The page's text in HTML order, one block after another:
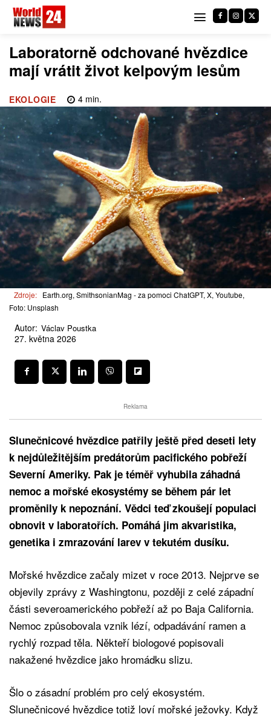
Laboratorně odchované hvězdice
mají vrátit život kelpovým lesům
EKOLOGIE 4 min.
Zdroje: Earth.org, SmithsonianMag - za pomoci ChatGPT, X, Youtube,
Foto: Unsplash
Autor: Václav Poustka
27. května 2026
Reklama
Slunečnicové hvězdice patřily ještě před deseti lety
k nejdůležitějším predátorům pacifického pobřeží
Severní Ameriky. Pak je téměř vyhubila záhadná
nemoc a mořské ekosystémy se během pár let
proměnily k nepoznání. Vědci teď zkoušejí populaci
obnovit v laboratořích. Pomáhá jim akvaristika,
genetika i zmrazování larev v tekutém dusíku.
Mořské hvězdice začaly mizet v roce 2013. Nejprve se
objevily zprávy z Washingtonu, později z celé západní
části severoamerického pobřeží až po Baja California.
Nemoc způsobovala vznik lézí, odpadávání ramen a
rychlý rozpad těla. Někteří biologové popisovali
nakažené hvězdice jako hromádku slizu.
Šlo o zásadní problém pro celý ekosystém.
Slunečnicové hvězdice totiž loví mořské ježovky. Když